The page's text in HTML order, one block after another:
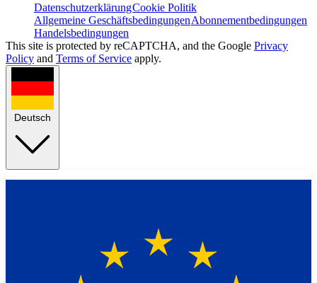
DatenschutzerklärungCookie Politik
Allgemeine GeschäftsbedingungenAbonnementbedingungen
Handelsbedingungen
This site is protected by reCAPTCHA, and the Google Privacy
Policy and Terms of Service apply.
Deutsch